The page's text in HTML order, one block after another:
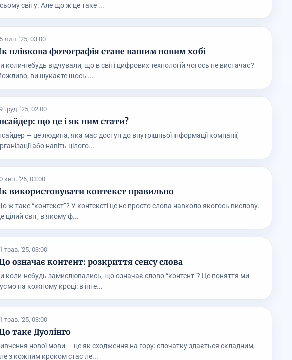
світу. Але що ж це таке ...
лип. '25, 03:00
плівкова фотографія стане вашим новим хобі
коли-небудь відчували, що в світі цифрових технологій чогось не вистачає?
ви шукаєте щось ...
груд. '25, 02:00
що це і як ним стати?
— це людина, яка має доступ до внутрішньої інформації компанії,
або навіть цілого...
квіт. '26, 03:00
використовувати контекст правильно
ж таке “контекст”? У контексті це не просто слова навколо якогось вислову.
цілий світ, в якому ф...
трав. '25, 03:00
означає контент: розкриття сенсу слова
коли-небудь замислювались, що означає слово “контент”? Це поняття ми
на кожному кроці: в інте...
трав. '25, 03:00
таке Дуолінго
нової мови — це як сходження на гору: спочатку здається складним,
з кожним кроком стає ле...